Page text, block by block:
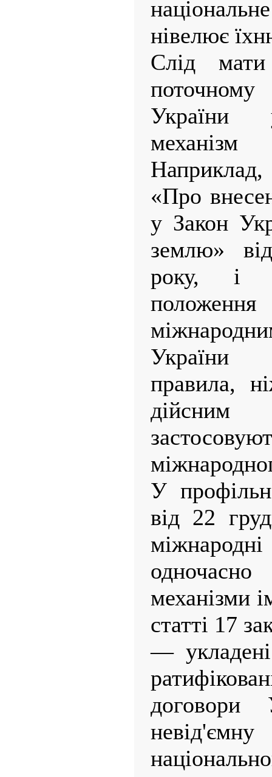
нівелює
Слід
України
«Про
у Закон
землю»
року, і
України
правила,
У
від 22
механізми
статті 17
—
договори